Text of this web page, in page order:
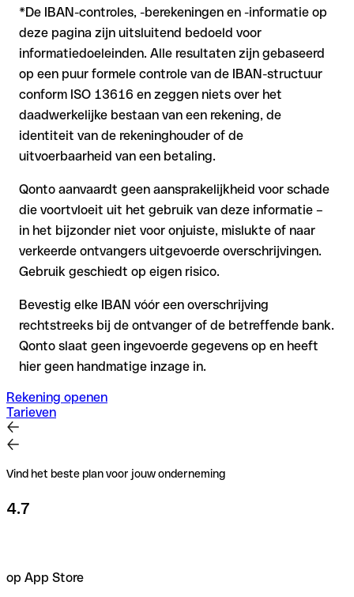
*De IBAN-controles, -berekeningen en -informatie op
deze pagina zijn uitsluitend bedoeld voor
informatiedoeleinden. Alle resultaten zijn gebaseerd
op een puur formele controle van de IBAN-structuur
conform ISO 13616 en zeggen niets over het
daadwerkelijke bestaan van een rekening, de
identiteit van de rekeninghouder of de
uitvoerbaarheid van een betaling.
Qonto aanvaardt geen aansprakelijkheid voor schade
die voortvloeit uit het gebruik van deze informatie –
in het bijzonder niet voor onjuiste, mislukte of naar
verkeerde ontvangers uitgevoerde overschrijvingen.
Gebruik geschiedt op eigen risico.
Bevestig elke IBAN vóór een overschrijving
rechtstreeks bij de ontvanger of de betreffende bank.
Qonto slaat geen ingevoerde gegevens op en heeft
hier geen handmatige inzage in.
Rekening openen
Tarieven
Vind het beste plan voor jouw onderneming
4.7
op App Store